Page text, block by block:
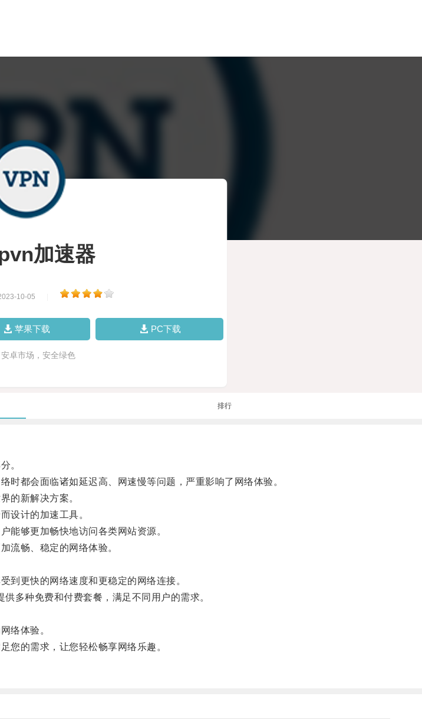
加速器
10-05
苹果下载 PC下载
安卓市场，安全绿色
排行
。
都会面临诸如延迟高、网速慢等问题，严重影响了网络体验。
的新解决方案。
设计的加速工具。
够更加畅快地访问各类网站资源。
畅、稳定的网络体验。
更快的网络速度和更稳定的网络连接。
种免费和付费套餐，满足不同用户的需求。
络体验。
的需求，让您轻松畅享网络乐趣。